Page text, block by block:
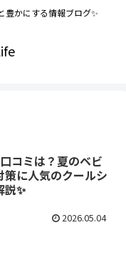
豊かにする情報ブログ✨
コミは？夏のベビ
策に人気のクールシ
説✨
2026.05.04